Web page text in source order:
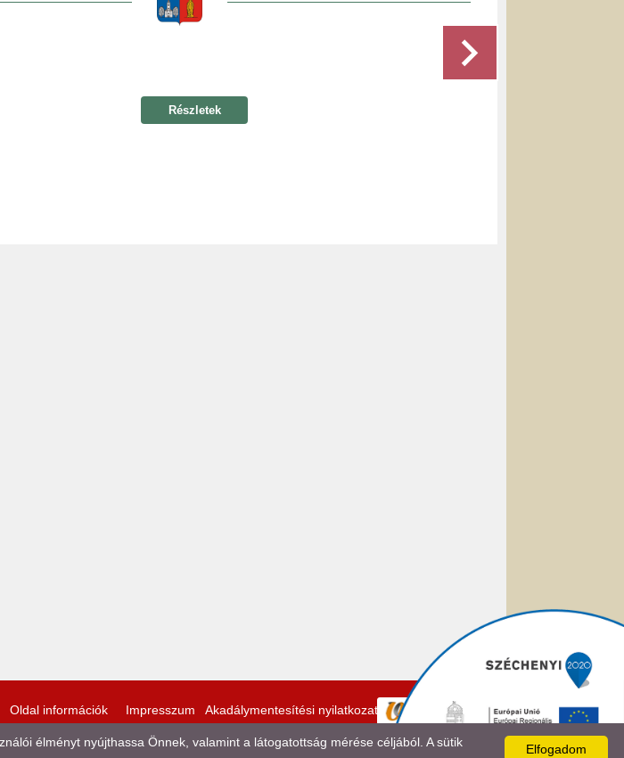
Részletek
Oldal információk Impresszum Akadálymentesítési nyilatkozat
Elfogadom
élményt nyújthassa Önnek, valamint a látogatottság mérése céljából. A sütik